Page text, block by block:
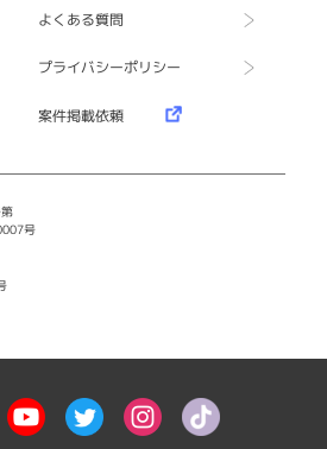
よくある質問
プライバシーポリシー
案件掲載依頼
号